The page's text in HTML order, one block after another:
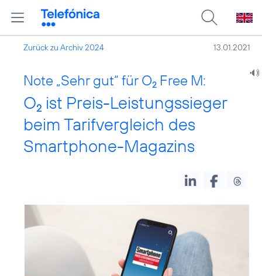
Zurück zu Archiv 2024 13.01.2021
Note „Sehr gut“ für O2 Free M:
O2 ist Preis-Leistungssieger
beim Tarifvergleich des
Smartphone-Magazins